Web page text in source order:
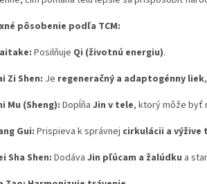
pôsobenie podľa TCM:
Posilňuje Qi (životnú energiu).
Zi Shen: Je regeneračný a adaptogénny liek
Mu (Sheng): Dopĺňa Jin v tele, ktorý môže byť
Gui: Prispieva k správnej cirkulácii a výžive
Sha Shen: Dodáva Jin pľúcam a žalúdku a